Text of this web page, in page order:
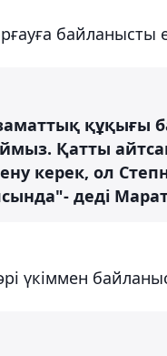
байланысты
құқығы
Қатты
керек, ол
деді
үкіммен